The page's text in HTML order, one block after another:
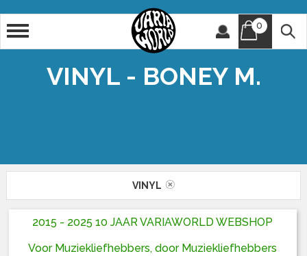
0
VINYL - BONEY M.
VINYL
2015 - 2025 10 JAAR VARIAWORLD WEBSHOP
Voor Muziekliefhebbers, door Muziekliefhebbers